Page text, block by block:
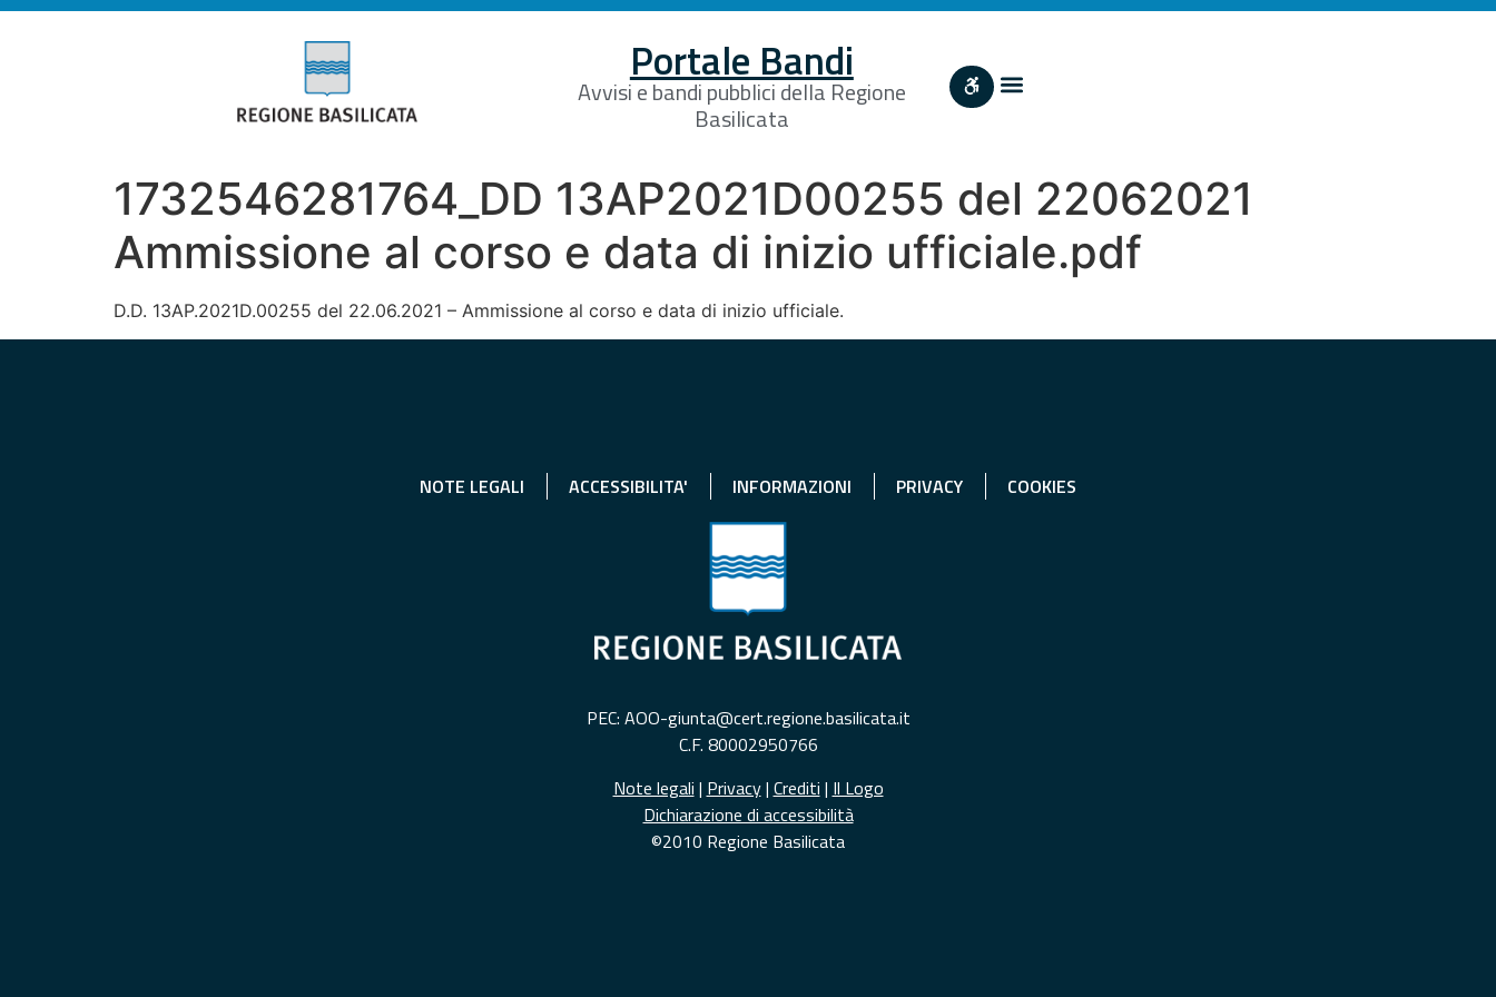
Portale Bandi
Avvisi e bandi pubblici della Regione
Basilicata
1732546281764_DD 13AP2021D00255 del 22062021
Ammissione al corso e data di inizio ufficiale.pdf
D.D. 13AP.2021D.00255 del 22.06.2021 – Ammissione al corso e data di inizio ufficiale.
NOTE LEGALI ACCESSIBILITA' INFORMAZIONI PRIVACY COOKIES
PEC: AOO-giunta@cert.regione.basilicata.it
C.F. 80002950766
Note legali | Privacy| Crediti | Il Logo
Dichiarazione di accessibilità
©2010 Regione Basilicata